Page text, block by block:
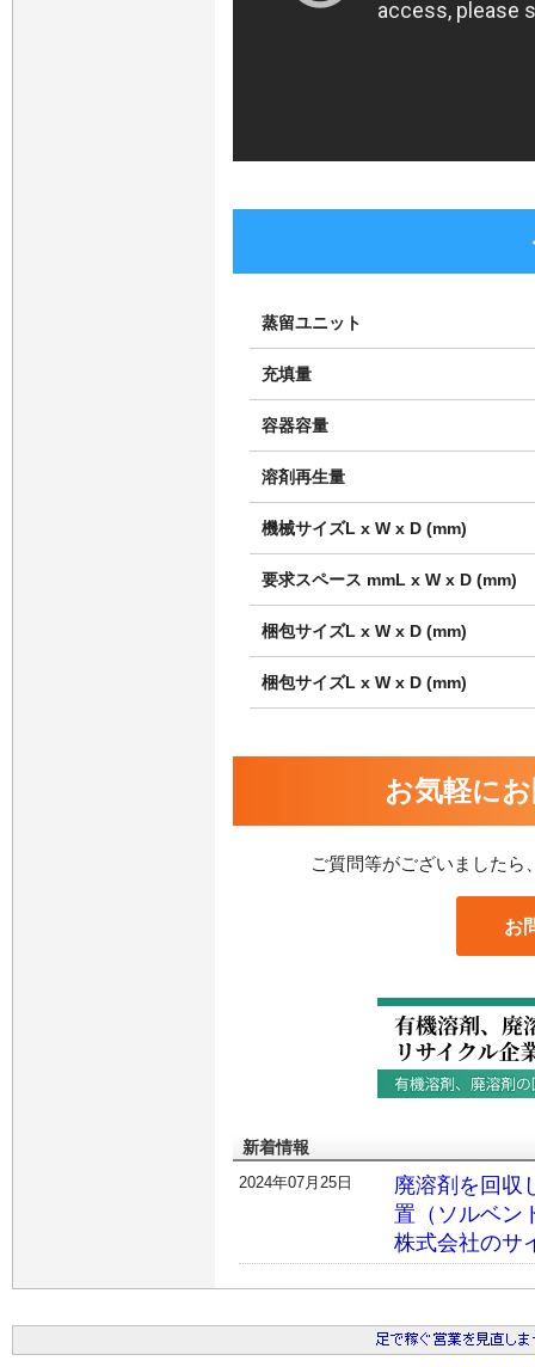
蒸留ユニット
充填量
容器容量
溶剤再生量
機械サイズL x W x D (mm)
要求スペース mmL x W x D (mm)
梱包サイズL x W x D (mm)
梱包サイズL x W x D (mm)
お気軽に
ご質問等がございました
お
新着情報
2024年07月25日
廃溶剤を回収
置（ソルベン
株式会社のサ